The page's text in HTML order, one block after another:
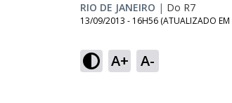
RIO DE JANEIRO | Do R7
13/09/2013 - 16H56 (ATUALIZADO EM
A+ A-